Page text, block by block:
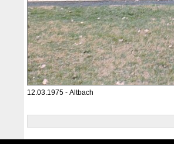
12.03.1975 - Altbach